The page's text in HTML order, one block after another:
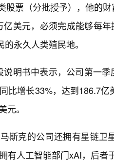
股票（分批授予），他的
亿美元，必须完成能够每
永久人类殖民地。
说明书中表示，公司第一
比增长33%，达到186.7
元。
斯克的公司还拥有星链
有人工智能部门xAI，后者